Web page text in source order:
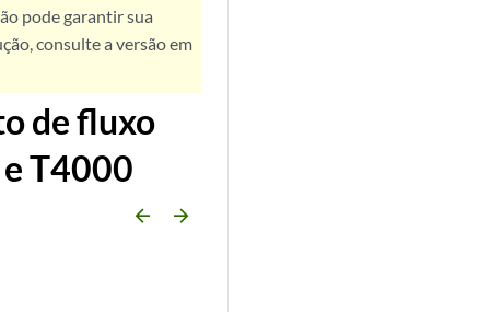
pode garantir sua
consulte a versão em
de fluxo
T4000
arrow_backward arrow_forward